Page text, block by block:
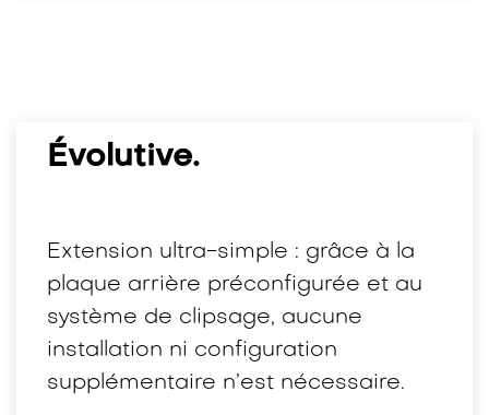
Évolutive.
Extension ultra-simple : grâce à la
plaque arrière préconfigurée et au
système de clipsage, aucune
installation ni configuration
supplémentaire n’est nécessaire.